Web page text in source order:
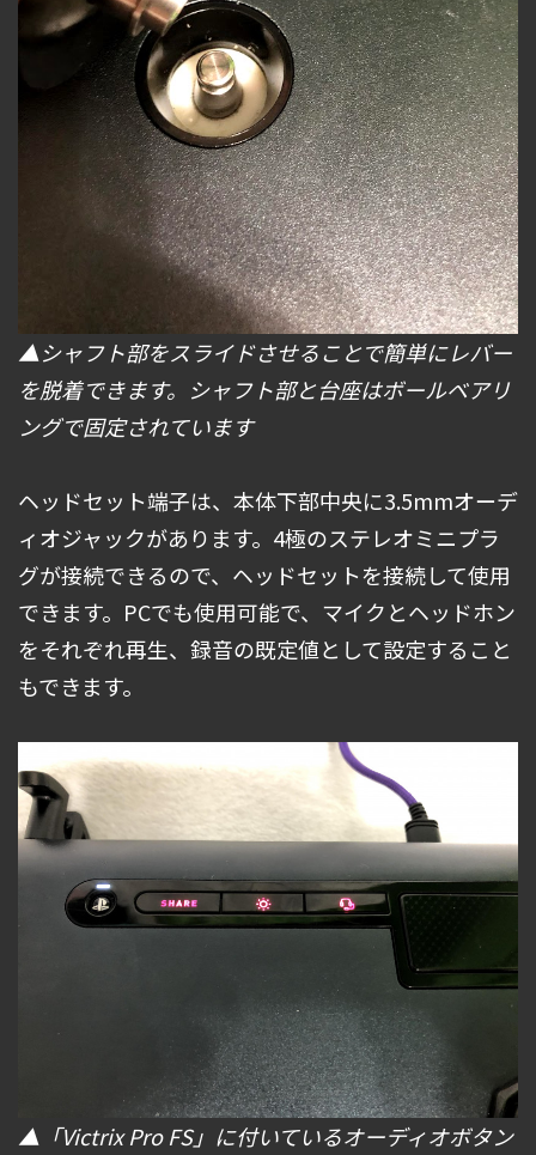
▲シャフト部をスライドさせることで簡単にレバー
を脱着できます。シャフト部と台座はボールベアリ
ングで固定されています
ヘッドセット端子は、本体下部中央に3.5mmオーデ
ィオジャックがあります。4極のステレオミニプラ
グが接続できるので、ヘッドセットを接続して使用
できます。PCでも使用可能で、マイクとヘッドホン
をそれぞれ再生、録音の既定値として設定すること
もできます。
▲「Victrix Pro FS」に付いているオーディオボタン